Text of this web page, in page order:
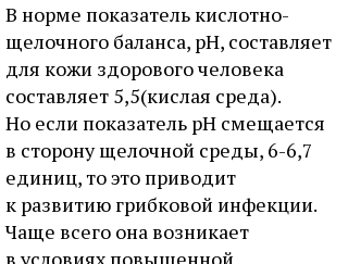
В норме показатель кислотно-
щелочного баланса, рН, составляет
для кожи здорового человека
составляет 5,5(кислая среда).
Но если показатель рН смещается
в сторону щелочной среды, 6-6,7
единиц, то это приводит
к развитию грибковой инфекции.
Чаще всего она возникает
в условиях повышенной